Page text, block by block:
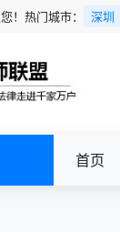
！热门城市： 深圳
首页